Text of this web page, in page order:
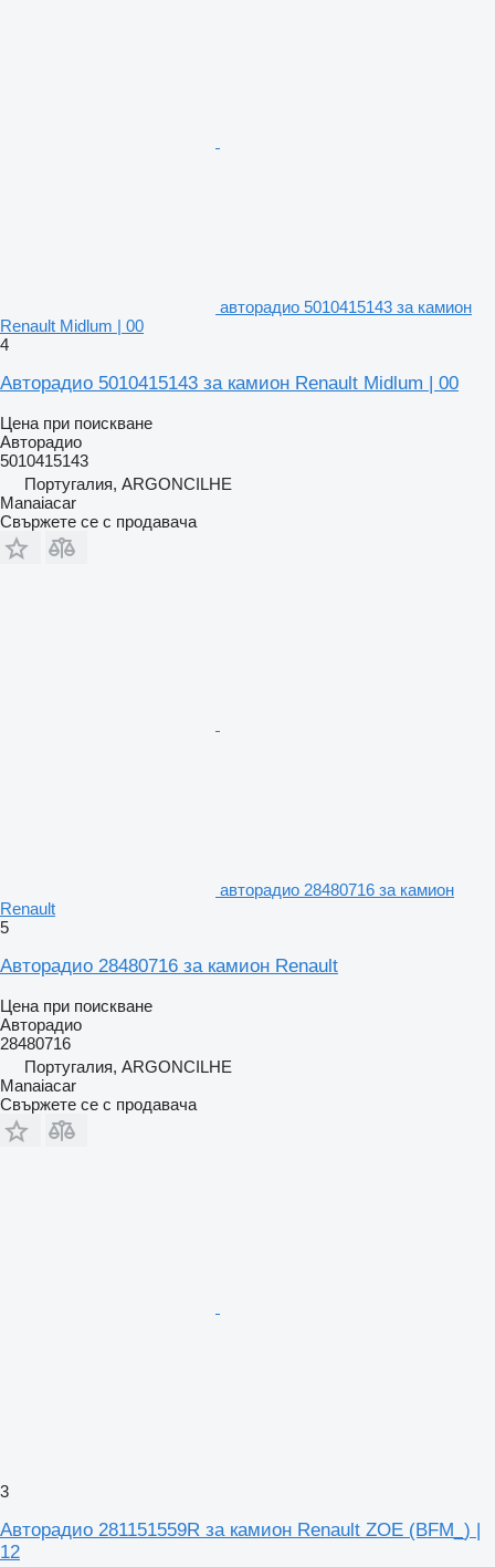
авторадио 5010415143 за камион
Renault Midlum | 00
4
Авторадио 5010415143 за камион Renault Midlum | 00
Цена при поискване
Авторадио
5010415143
Португалия, ARGONCILHE
Manaiacar
Свържете се с продавача
авторадио 28480716 за камион
Renault
5
Авторадио 28480716 за камион Renault
Цена при поискване
Авторадио
28480716
Португалия, ARGONCILHE
Manaiacar
Свържете се с продавача
3
Авторадио 281151559R за камион Renault ZOE (BFM_) |
12